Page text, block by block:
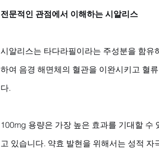
전문적인 관점에서 이해하는 시알리스
시알리스는 타다라필이라는 주성분을 함유
하여 음경 해면체의 혈관을 이완시키고 혈
다.
100mg 용량은 가장 높은 효과를 기대할 수
고 있습니다. 약효 발현을 위해서는 성적